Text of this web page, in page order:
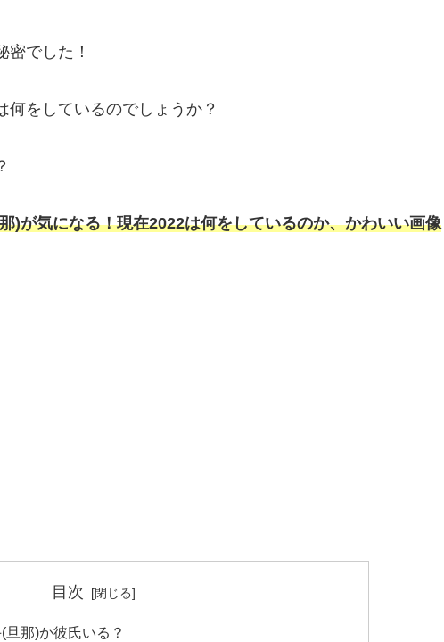
でした！
何をしているのでしょうか？
)が気になる！現在2022は何をしているのか、かわいい画像
目次
那)か彼氏いる？